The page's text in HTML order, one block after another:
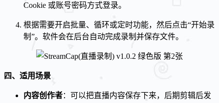
Cookie 或账号密码方式登录。
根据需要开启批量、循环或定时功能，然后点击“开始录
制”。软件会在后台自动完成录制并保存文件。
四、适用场景
内容创作者：可以把直播内容保存下来，后期剪辑后发